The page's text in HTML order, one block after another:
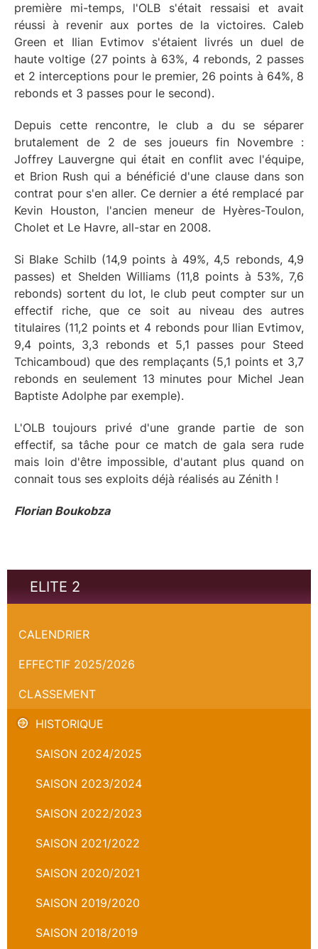
première mi-temps, l'OLB s'était ressaisi et avait
réussi à revenir aux portes de la victoires. Caleb
Green et Ilian Evtimov s'étaient livrés un duel de
haute voltige (27 points à 63%, 4 rebonds, 2 passes
et 2 interceptions pour le premier, 26 points à 64%, 8
rebonds et 3 passes pour le second).
Depuis cette rencontre, le club a du se séparer
brutalement de 2 de ses joueurs fin Novembre :
Joffrey Lauvergne qui était en conflit avec l'équipe,
et Brion Rush qui a bénéficié d'une clause dans son
contrat pour s'en aller. Ce dernier a été remplacé par
Kevin Houston, l'ancien meneur de Hyères-Toulon,
Cholet et Le Havre, all-star en 2008.
Si Blake Schilb (14,9 points à 49%, 4,5 rebonds, 4,9
passes) et Shelden Williams (11,8 points à 53%, 7,6
rebonds) sortent du lot, le club peut compter sur un
effectif riche, que ce soit au niveau des autres
titulaires (11,2 points et 4 rebonds pour Ilian Evtimov,
9,4 points, 3,3 rebonds et 5,1 passes pour Steed
Tchicamboud) que des remplaçants (5,1 points et 3,7
rebonds en seulement 13 minutes pour Michel Jean
Baptiste Adolphe par exemple).
L'OLB toujours privé d'une grande partie de son
effectif, sa tâche pour ce match de gala sera rude
mais loin d'être impossible, d'autant plus quand on
connait tous ses exploits déjà réalisés au Zénith !
Florian Boukobza
ELITE 2
CALENDRIER
EFFECTIF 2025/2026
CLASSEMENT
HISTORIQUE
SAISON 2024/2025
SAISON 2023/2024
SAISON 2022/2023
SAISON 2021/2022
SAISON 2020/2021
SAISON 2019/2020
SAISON 2018/2019